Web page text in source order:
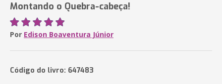
Montando o Quebra-cabeça!
Por Edison Boaventura Júnior
Código do livro: 647483